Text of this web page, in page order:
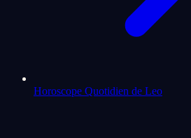
Horoscope Quotidien de Leo